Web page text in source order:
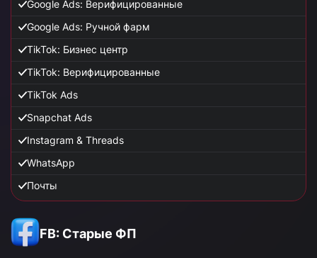
Google Ads: Верифицированные
Google Ads: Ручной фарм
TikTok: Бизнес центр
TikTok: Верифицированные
TikTok Ads
Snapchat Ads
Instagram & Threads
WhatsApp
Почты
FB: Старые ФП